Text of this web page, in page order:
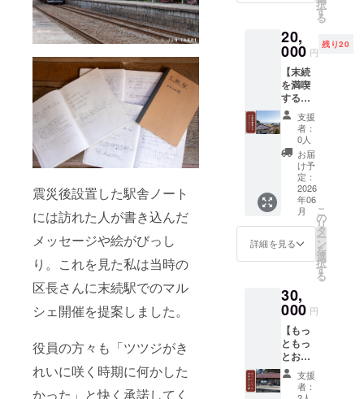
震災後設置した駅舎ノート
には訪れた人が書き込んだ
メッセージや絵がびっし
り。これを見た私は当時の
区長さんに末続駅でのマル
シェ開催を提案しました。
役員の方々も「ツツジがき
れいに咲く時期に何かした
かった」と快く承諾してく
ださ
い。 ＜
サイズ
参考＞
サイズ
｜身丈
｜身巾
｜肩巾
｜袖丈
Ｓ｜ 66
｜ 49 ｜
44 ｜
19 Ｍ｜
70｜ 52
｜ 47 ｜
74 ｜
55｜ 50
Ｌ｜ 78
｜ 58 ｜
53｜24
・郵送
でのお
届けと
なりま
す。
原豚ゴ
ロッと
カ
レー 1
袋 内
容量230
ｇ ・薩
摩いも
鶏ゴ
ロッと
レー 1
袋 内
容量230
ｇ ・常
磐もの
ゴロッ
レー 1
容量230
ｇ ・販
売元：
すえつ
ぎフー
ズ株式
会社
（食品
コー
（生）
100ｇ
×2袋 ・
焙煎教
室一回
利用権
鮮度の
いい
コー
ヒーの
味を
知って
もらい
たい。
すえつ
ぎＣＡ
ＦＥの
使って
いる
コー
ヒー
ロース
ター
（焙煎
機）と
択
す
る
20,
000 円
残り20
【末続
を満喫
するト
レイル
ツアー
参加
コー
ス】 末
続地区
には都
会には
ない時
間の流
れがあ
りま
す。朝
お勧め
で澄み
切った
空気と
広い空
を満喫
できま
す。の
支援
者：
0人
お届
け予
定：
2026
年06
月
詳細を見る
こ
の
リ
タ
ー
ン
を
選
択
す
る
30,
000 円
【もっ
ともっ
とお気
持ち支
援コー
ス】
支援
者：